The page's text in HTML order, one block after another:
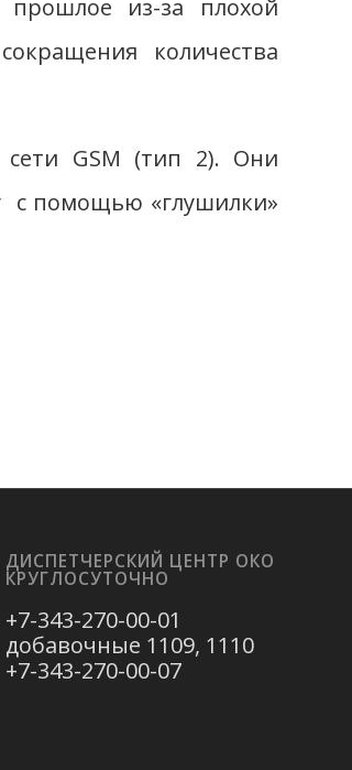
из-за плохой
количества
GSM (тип 2). Они
с помощью «глушилки»
ДИСПЕТЧЕРСКИЙ ЦЕНТР ОКО
КРУГЛОСУТОЧНО
+7-343-270-00-01
добавочные 1109, 1110
+7-343-270-00-07